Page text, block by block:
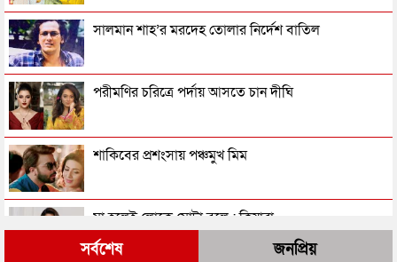
সালমান শাহ’র মরদেহ তোলার নির্দেশ বাতিল
পরীমণির চরিত্রে পর্দায় আসতে চান দীঘি
শাকিবের প্রশংসায় পঞ্চমুখ মিম
মা হলেই লোকে মোটা বলে : কিয়ারা
সর্বশেষ জনপ্রিয়